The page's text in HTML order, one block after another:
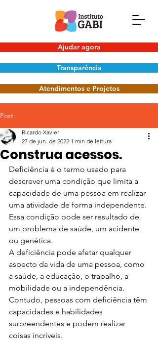
Ajudar agora
Transparência
Atendimentos e Projetos
Post
Construa acessos.
Ricardo Xavier
27 de jun. de 2022 1 min de leitura
Deficiência é o termo usado para
descrever uma condição que limita a
capacidade de uma pessoa em realizar
uma atividade de forma independente.
Essa condição pode ser resultado de
um problema de saúde, um acidente
ou genética.
A deficiência pode afetar qualquer
aspecto da vida de uma pessoa, como
a saúde, a educação, o trabalho, a
mobilidade ou a independência.
Contudo, pessoas com deficiência têm
capacidades e habilidades
surpreendentes e podem realizar
coisas incríveis.